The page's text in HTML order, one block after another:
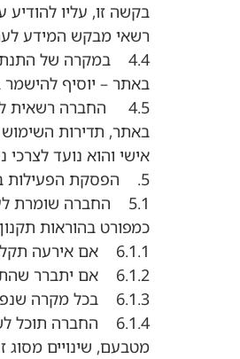
בקשה זו, עליו
רשאי מבקש המידע
4.4 במקרה של
באתר – יוסיף
4.5 החברה רשאית להיעזר בחברות שונות המספקות לה נתונים סטטיסטיים
באתר, תדירות
אישי והוא נועד
5. הפסקת הפעילות באתר, שינויים או ביטול מטעם החברה
כמפורט בהוראות
6.1.1 אם אירעה תקלה טכנית או תקלה כלשהי
6.1.2 אם יתברר שהתבצעה או מתבצעת באתר פעילות בלתי חוקית או שלדעת החברה נעשתה פעולה בניגוד להוראות תקנון זה
6.1.3 בכל מקרה שנפלה טעות באיזה מהפרטים המתפרסמים באתר
6.1.4 החברה
מטבעם, שינויים מסוג